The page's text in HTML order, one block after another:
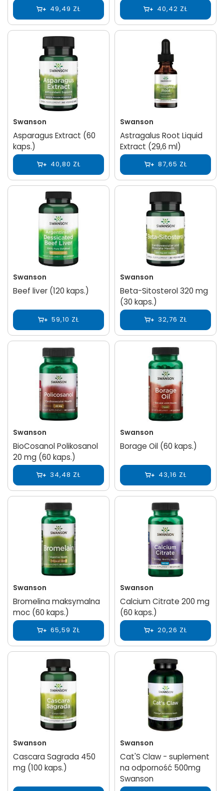
49,49 ZŁ 40,42 ZŁ
Swanson
Asparagus Extract (60
kaps.)
40,80 ZŁ
Swanson
Astragalus Root Liquid
Extract (29,6 ml)
87,65 ZŁ
Swanson
Beef liver (120 kaps.)
59,10 ZŁ
Swanson
Beta-Sitosterol 320 mg
(30 kaps.)
32,76 ZŁ
Swanson
BioCosanol Polikosanol
20 mg (60 kaps.)
34,48 ZŁ
Swanson
Borage Oil (60 kaps.)
43,16 ZŁ
Swanson
Bromelina maksymalna
moc (60 kaps.)
65,59 ZŁ
Swanson
Calcium Citrate 200 mg
(60 kaps.)
20,26 ZŁ
Swanson
Cascara Sagrada 450
mg (100 kaps.)
Swanson
Cat'S Claw - suplement
na odporność 500mg
Swanson